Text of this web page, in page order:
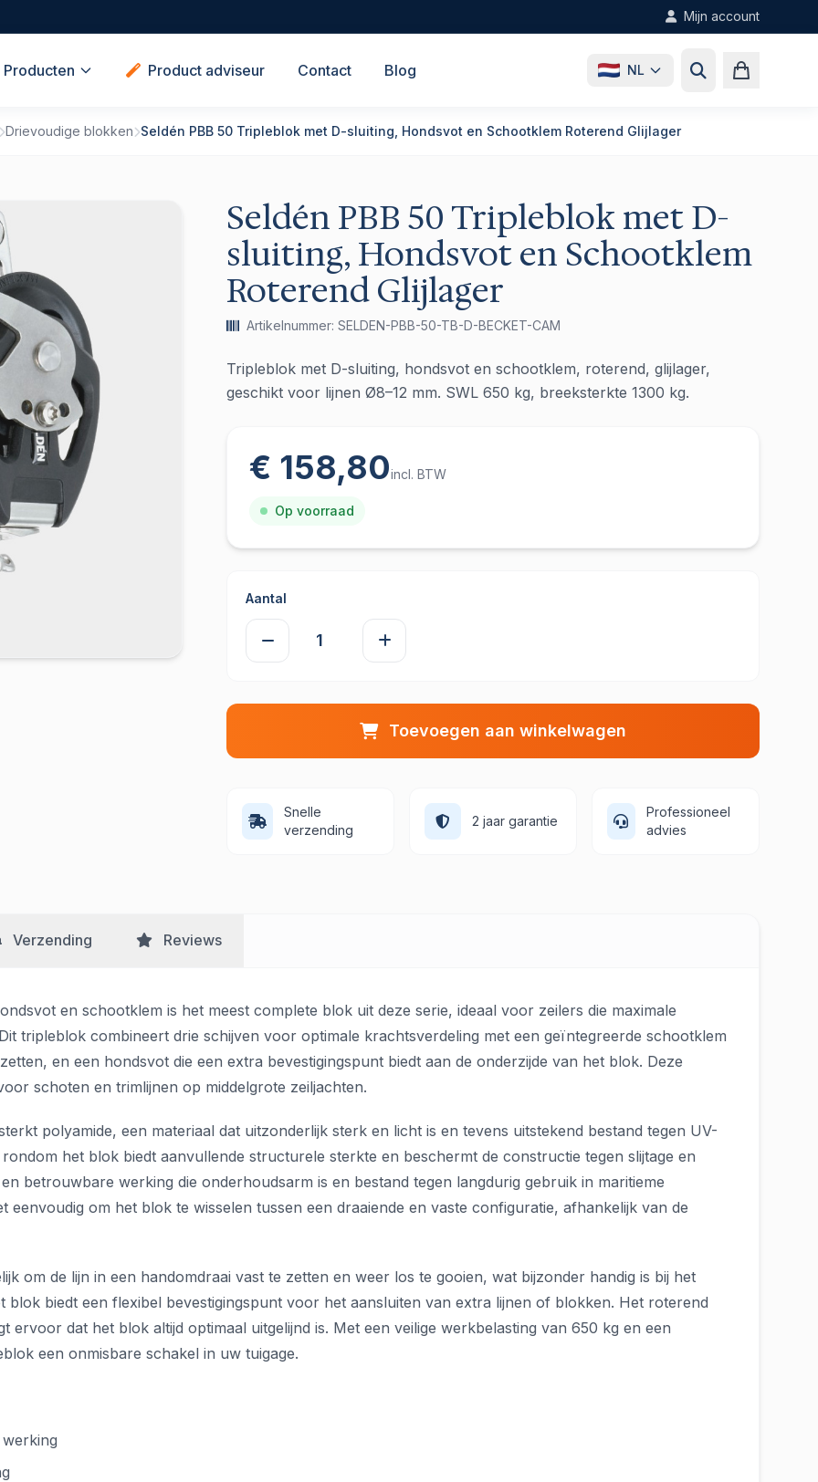
Mijn account
Producten Product adviseur Contact Blog NL
Drievoudige blokken Seldén PBB 50 Tripleblok met D-sluiting, Hondsvot en Schootklem Roterend Glijlager
Seldén PBB 50 Tripleblok met D-
sluiting, Hondsvot en Schootklem
Roterend Glijlager
Artikelnummer: SELDEN-PBB-50-TB-D-BECKET-CAM
Tripleblok met D-sluiting, hondsvot en schootklem, roterend, glijlager,
geschikt voor lijnen Ø8–12 mm. SWL 650 kg, breeksterkte 1300 kg.
€ 158,80incl. BTW
Op voorraad
Aantal
Toevoegen aan winkelwagen
Snelle
verzending
2 jaar garantie
Professioneel
advies
Verzending Reviews
en schootklem is het meest complete blok uit deze serie, ideaal voor zeilers die maximale
tripleblok combineert drie schijven voor optimale krachtsverdeling met een geïntegreerde schootklem
en een hondsvot die een extra bevestigingspunt biedt aan de onderzijde van het blok. Deze
schoten en trimlijnen op middelgrote zeiljachten.
polyamide, een materiaal dat uitzonderlijk sterk en licht is en tevens uitstekend bestand tegen UV-
het blok biedt aanvullende structurele sterkte en beschermt de constructie tegen slijtage en
betrouwbare werking die onderhoudsarm is en bestand tegen langdurig gebruik in maritieme
eenvoudig om het blok te wisselen tussen een draaiende en vaste configuratie, afhankelijk van de
om de lijn in een handomdraai vast te zetten en weer los te gooien, wat bijzonder handig is bij het
blok biedt een flexibel bevestigingspunt voor het aansluiten van extra lijnen of blokken. Het roterend
ervoor dat het blok altijd optimaal uitgelijnd is. Met een veilige werkbelasting van 650 kg en een
een onmisbare schakel in uw tuigage.